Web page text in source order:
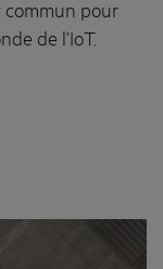
pour
de l’IoT.